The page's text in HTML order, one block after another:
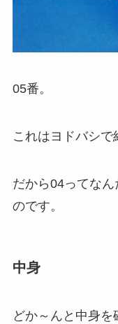
05番。
これはヨドバシで
だから04ってな
のです。
中身
どか～んと中身を